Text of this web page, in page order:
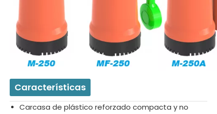
Características
Carcasa de plástico reforzado compacta y no